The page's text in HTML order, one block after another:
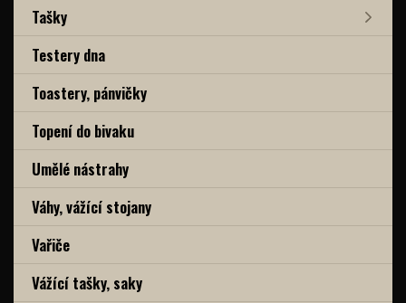
Tašky
Testery dna
Toastery, pánvičky
Topení do bivaku
Umělé nástrahy
Váhy, vážící stojany
Vařiče
Vážící tašky, saky